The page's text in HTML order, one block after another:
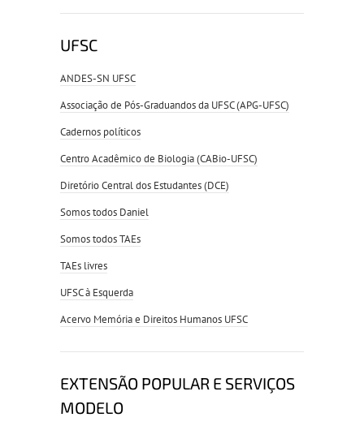
UFSC
ANDES-SN UFSC
Associação de Pós-Graduandos da UFSC (APG-UFSC)
Cadernos políticos
Centro Acadêmico de Biologia (CABio-UFSC)
Diretório Central dos Estudantes (DCE)
Somos todos Daniel
Somos todos TAEs
TAEs livres
UFSC à Esquerda
Acervo Memória e Direitos Humanos UFSC
EXTENSÃO POPULAR E SERVIÇOS
MODELO